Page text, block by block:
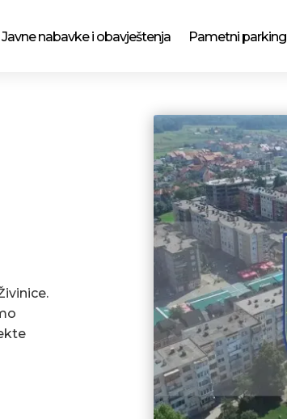
Javne nabavke i obavještenja Pametni parking